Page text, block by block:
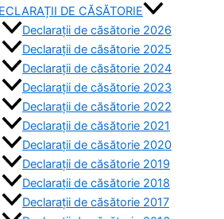
DE CĂSĂTORIE
Declarații de căsătorie 2026
Declarații de căsătorie 2025
Declarații de căsătorie 2024
Declarații de căsătorie 2023
Declarații de căsătorie 2022
Declarații de căsătorie 2021
Declarații de căsătorie 2020
Declarații de căsătorie 2019
Declarații de căsătorie 2018
Declarații de căsătorie 2017